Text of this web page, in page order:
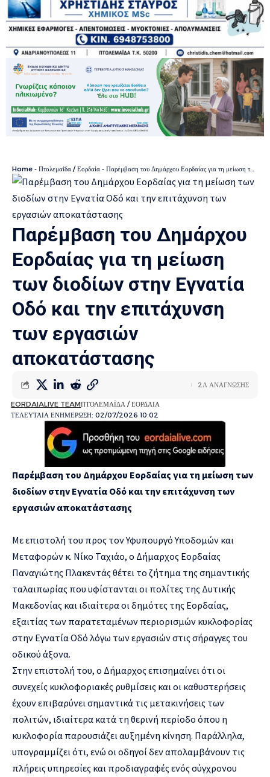
Home - Πτολεμαΐδα / Εορδαία - Παρέμβαση του Δημάρχου Εορδαίας για τη μείωση των διοδίων στην Εγνατία Οδό και την επιτάχυνση των εργασιών αποκατάστασης
Παρέμβαση του Δημάρχου
Εορδαίας για τη μείωση
των διοδίων στην Εγνατία
Οδό και την επιτάχυνση
των εργασιών
αποκατάστασης
ΤΕΛΕΥΤΑΙΑ ΕΝΗΜΕΡΩΣΗ: 02/07/2026 10:02
EORDAIALIVE TEAMΠΤΟΛΕΜΑΪΔΑ / ΕΟΡΔΑΙΑ
2Λ ΑΝΑΓΝΩΣΗΣ
Παρέμβαση του Δημάρχου Εορδαίας για τη μείωση των
διοδίων στην Εγνατία Οδό και την επιτάχυνση των
εργασιών αποκατάστασης
Με επιστολή του προς τον Υφυπουργό Υποδομών και
Μεταφορών κ. Νίκο Ταχιάο, ο Δήμαρχος Εορδαίας
Παναγιώτης Πλακεντάς θέτει το ζήτημα της σημαντικής
ταλαιπωρίας που υφίστανται οι πολίτες της Δυτικής
Μακεδονίας και ιδιαίτερα οι δημότες της Εορδαίας,
εξαιτίας των παρατεταμένων περιορισμών κυκλοφορίας
στην Εγνατία Οδό λόγω των εργασιών στις σήραγγες του
οδικού άξονα.
Στην επιστολή του, ο Δήμαρχος επισημαίνει ότι οι
συνεχείς κυκλοφοριακές ρυθμίσεις και οι καθυστερήσεις
έχουν επιβαρύνει σημαντικά τις μετακινήσεις των
πολιτών, ιδιαίτερα κατά τη θερινή περίοδο όπου η
κυκλοφορία παρουσιάζει αυξημένη κίνηση. Παράλληλα,
υπογραμμίζει ότι, ενώ οι οδηγοί δεν απολαμβάνουν τις
πλήρεις υπηρεσίες και προδιαγραφές ενός σύγχρονου